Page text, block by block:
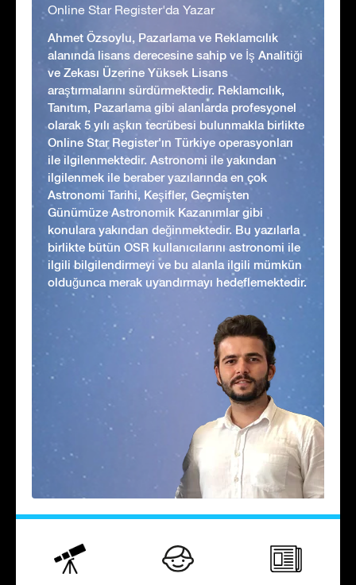
Online Star Register'da Yazar
Ahmet Özsoylu, Pazarlama ve Reklamcılık
alanında lisans derecesine sahip ve İş Analitiği
ve Zekası Üzerine Yüksek Lisans
araştırmalarını sürdürmektedir. Reklamcılık,
Tanıtım, Pazarlama gibi alanlarda profesyonel
olarak 5 yılı aşkın tecrübesi bulunmakla birlikte
Online Star Register'ın Türkiye operasyonları
ile ilgilenmektedir. Astronomi ile yakından
ilgilenmek ile beraber yazılarında en çok
Astronomi Tarihi, Keşifler, Geçmişten
Günümüze Astronomik Kazanımlar gibi
konulara yakından değinmektedir. Bu yazılarla
birlikte bütün OSR kullanıcılarını astronomi ile
ilgili bilgilendirmeyi ve bu alanla ilgili mümkün
olduğunca merak uyandırmayı hedeflemektedir.